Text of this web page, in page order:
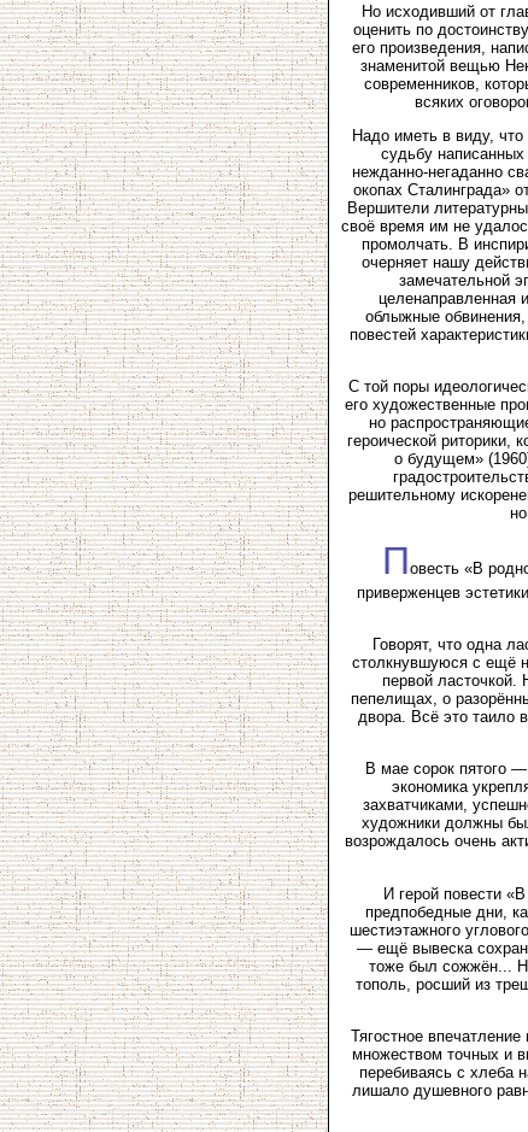
Но исходивший от
оценить по
его произведения,
знаменитой вещью
современников,
всяких
Надо иметь в виду,
судьбу
нежданно-негаданно
окопах Сталинграда»
Вершители
своё время им не
промолчать. В
очерняет нашу
замечательной
целенаправленная
облыжные
повестей
С той поры
его художественные
но
героической риторики,
о будущем»
решительному
Повесть «В
приверженцев
Говорят, что одна
столкнувшуюся с ещё
первой ласточкой.
пепелищах, о
двора. Всё это таило
В мае сорок пятого
экономика
захватчиками,
художники должны
возрождалось очень
И герой повести
предпобедные дни,
шестиэтажного
— ещё вывеска
тоже был сожжён...
тополь, росший из
Тягостное
множеством точных и
перебиваясь с хлеба
лишало душевного